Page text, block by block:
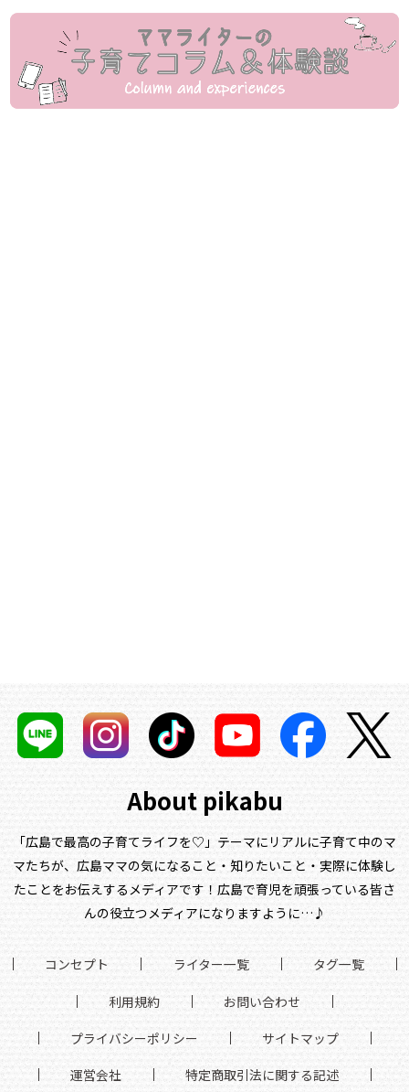
About pikabu
「広島で最高の子育てライフを♡」テーマにリアルに子育て中のマ
マたちが、 広島ママの気になること・知りたいこと・実際に体験し
たことをお伝えするメディアです！ 広島で育児を頑張っている皆さ
んの役立つメディアになりますように…♪
コンセプト ライター一覧 タグ一覧
利用規約 お問い合わせ
プライバシーポリシー サイトマップ
運営会社 特定商取引法に関する記述